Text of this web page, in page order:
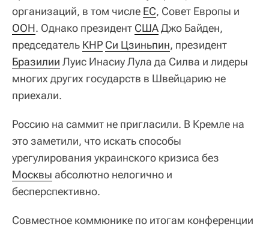
организаций, в том числе ЕС, Совет Европы и
ООН. Однако президент СШАДжо Байден,
председатель КНР Си Цзиньпин, президент
Бразилии Луис Инасиу Лула да Силва и лидеры
многих других государств в Швейцарию не
приехали.
Россию на саммит не пригласили. В Кремле на
это заметили, что искать способы
урегулирования украинского кризиса без
Москвы абсолютно нелогично и
бесперспективно.
Совместное коммюнике по итогам конференции